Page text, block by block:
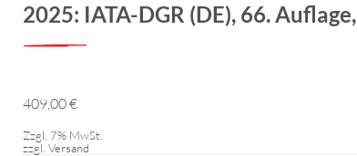
2025: IATA-DGR (DE), 66.
409,00€
Zzgl. 7% MwSt.
zzgl. Versand